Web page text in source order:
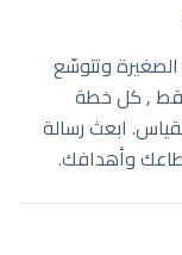
الصغيرة وتتوسّع
فقط , كل خطة
ابعث رسالة
وأهدافك.